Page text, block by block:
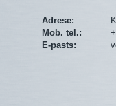
Adrese:
Mob. tel.:
E-pasts: